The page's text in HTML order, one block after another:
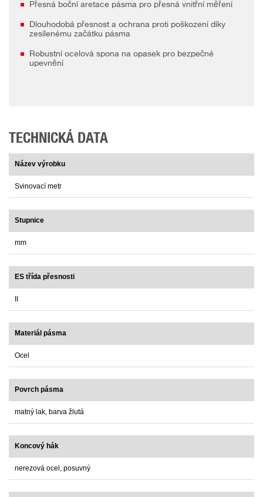
Přesná boční aretace pásma pro přesná vnitřní měření
Dlouhodobá přesnost a ochrana proti poškození díky
zesílenému začátku pásma
Robustní ocelová spona na opasek pro bezpečné
upevnění
TECHNICKÁ DATA
Název výrobku
Svinovací metr
Stupnice
mm
ES třída přesnosti
Materiál pásma
Ocel
Povrch pásma
matný lak, barva žlutá
Koncový hák
nerezová ocel, posuvný